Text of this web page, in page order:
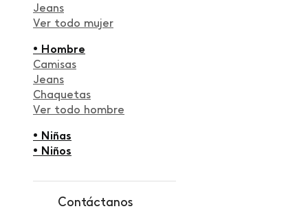
Jeans
Ver todo mujer
• Hombre
Camisas
Jeans
Chaquetas
Ver todo hombre
• Niñas
• Niños
Contáctanos